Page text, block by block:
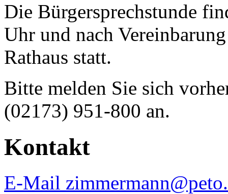
Die Bürgersprechstunde
Uhr und nach
Rathaus statt.
Bitte melden Sie sich
(02173) 951-800 an.
Kontakt
E-Mail